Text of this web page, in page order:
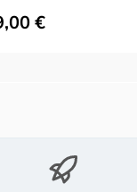
Preis:
€